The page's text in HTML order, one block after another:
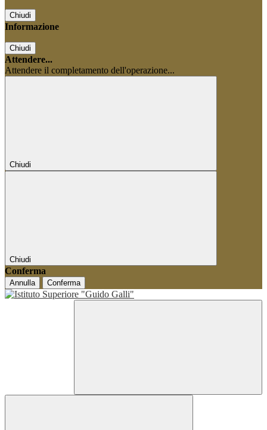
Chiudi
Informazione
Chiudi
Attendere...
Attendere il completamento dell'operazione...
Chiudi
Chiudi
Conferma
Annulla Conferma